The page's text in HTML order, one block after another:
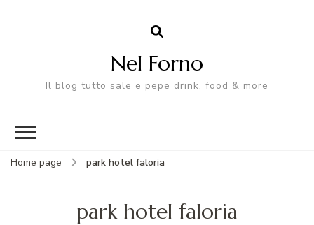
Nel Forno
Il blog tutto sale e pepe drink, food & more
Home page park hotel faloria
park hotel faloria